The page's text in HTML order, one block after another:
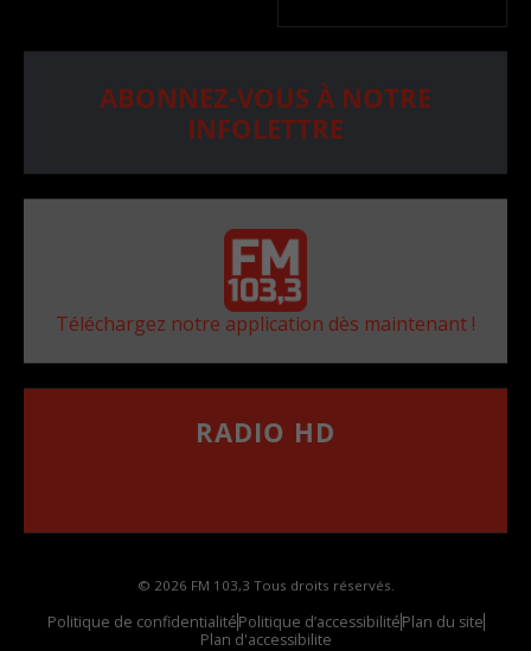
ABONNEZ-VOUS À NOTRE
INFOLETTRE
Téléchargez notre application dès maintenant !
RADIO HD
© 2026 FM 103,3 Tous droits réservés.
Politique de confidentialitéPolitique d’accessibilitéPlan du site
Plan d'accessibilite